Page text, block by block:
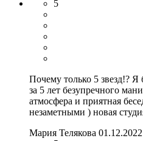
5
Почему только 5 звезд!? Я
за 5 лет безупречного
атмосфера и приятная
незаметными ) новая
Мария Телякова 01.12.2022